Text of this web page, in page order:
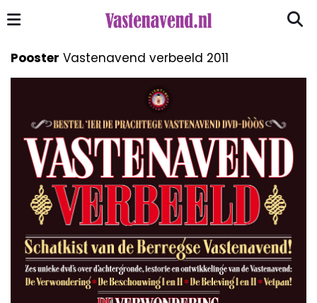
Pooster Vastenavend verbeeld 2011